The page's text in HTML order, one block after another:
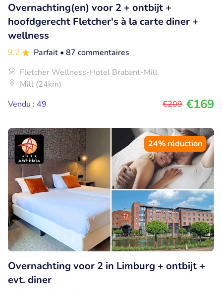
Overnachting(en) voor 2 + ontbijt +
hoofdgerecht Fletcher's à la carte diner +
wellness
9.2 Parfait • 87 commentaires
Fletcher Wellness-Hotel Brabant-Mill
Mill (24km)
Vendu : 49
€209 €169
24% réduction
Overnachting voor 2 in Limburg + ontbijt +
evt. diner